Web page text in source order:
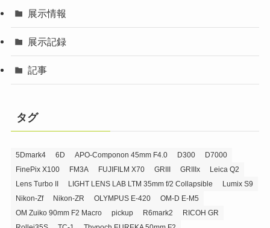
展示情報
展示記録
記事
タグ
5Dmark4 6D APO-Componon 45mm F4.0 D300
D7000
FinePix X100
FM3A FUJIFILM X70 GRIII GRIIIx
Leica Q2
Lens Turbo II
LIGHT LENS LAB LTM 35mm f/2 Collapsible
Lumix S9
Nikon-Zf
Nikon-ZR OLYMPUS E-420
OM-D E-M5
OM Zuiko 90mm F2 Macro
pickup R6mark2
RICOH GR